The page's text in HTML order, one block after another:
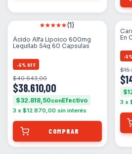
(1)
Ácido Alfa Lipoico 600mg
Leguilab 54g 60 Capsulas
-5% OFF
$38.610,00
$40.643,00
$32.818,50con
3 x $12.870,00 sin interés
En
-5%
3 x